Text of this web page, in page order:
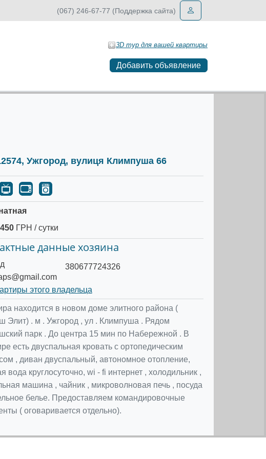
(067) 246-67-77 (Поддержка сайта)
3D тур для вашей квартиры
Добавить объявление
Ужгород, вулиця Климпуша 66
450ГРН / сутки
данные хозяина
380677724326
этого владельца
находится в новом доме элитного района (
Элит) . м . Ужгород , ул . Климпуша . Рядом
парк . До центра 15 мин по Набережной . В
есть двуспальная кровать с ортопедическим
, диван двуспальный, автономное отопление,
вода круглосуточно, wi - fi интернет , холодильник ,
машина , чайник , микроволновая печь , посуда
белье. Предоставляем командировочные
( оговаривается отдельно).